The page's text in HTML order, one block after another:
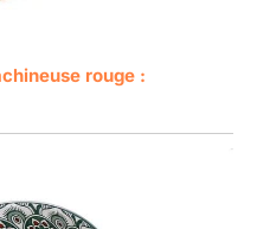
rouge :